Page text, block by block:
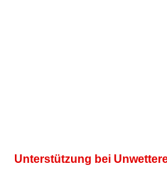
Unterstützung bei